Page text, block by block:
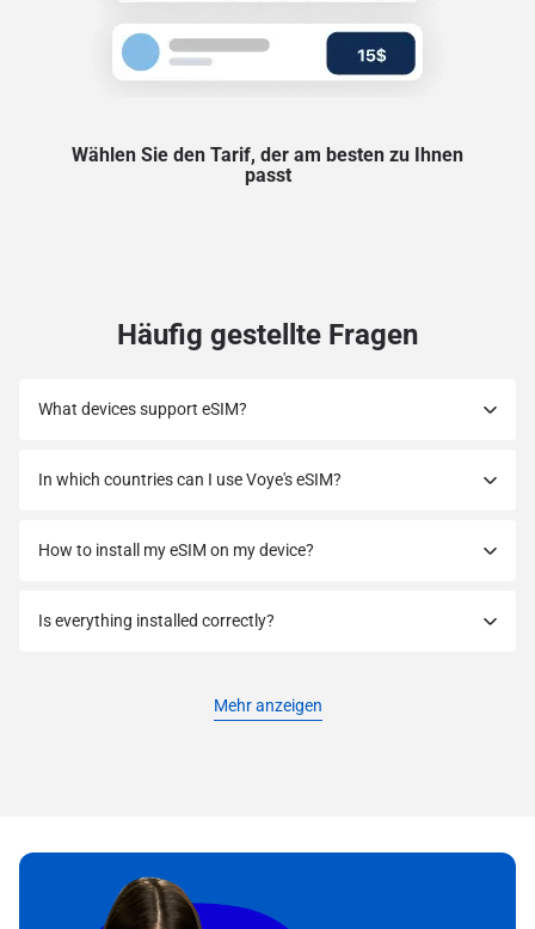
Wählen Sie den Tarif, der am besten zu Ihnen
passt
Häufig gestellte Fragen
What devices support eSIM?
In which countries can I use Voye's eSIM?
How to install my eSIM on my device?
Is everything installed correctly?
Mehr anzeigen